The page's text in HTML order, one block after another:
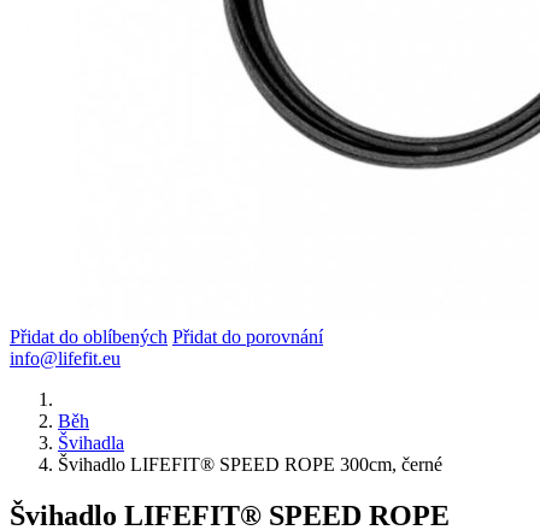
Přidat do oblíbených Přidat do porovnání
info@lifefit.eu
Běh
Švihadla
Švihadlo LIFEFIT® SPEED ROPE 300cm, černé
Švihadlo LIFEFIT® SPEED ROPE